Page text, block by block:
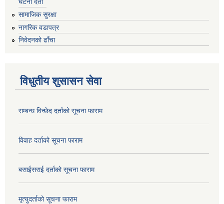
सामाजिक सुरक्षा
नागरिक वडापत्र
निवेदनको ढाँचा
विधुतीय शुसासन सेवा
सम्बन्ध विच्छेद दर्ताको सूचना फाराम
विवाह दर्ताको सूचना फाराम
बसाईसराई दर्ताको सूचना फाराम
मृत्युदर्ताको सूचना फाराम